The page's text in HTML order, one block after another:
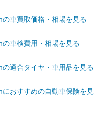
の車買取価格・相場を見る
の車検費用・相場を見る
の適合タイヤ・車用品を見る
におすすめの自動車保険を